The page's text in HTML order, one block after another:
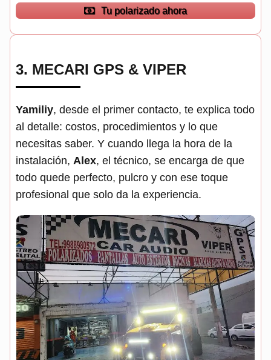
Tu polarizado ahora
3. MECARI GPS & VIPER
Yamiliy, desde el primer contacto, te explica todo
al detalle: costos, procedimientos y lo que
necesitas saber. Y cuando llega la hora de la
instalación, Alex, el técnico, se encarga de que
todo quede perfecto, pulcro y con ese toque
profesional que solo da la experiencia.